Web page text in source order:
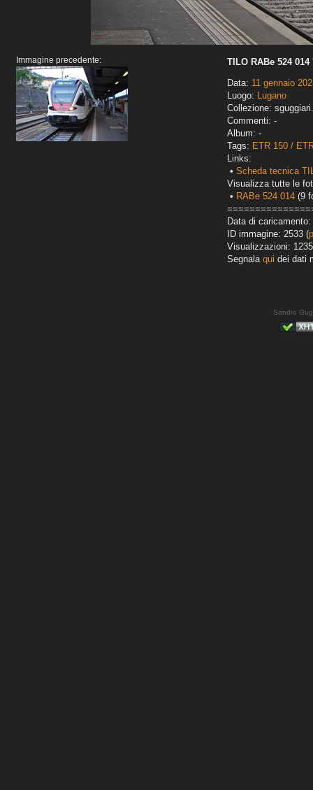
Immagine precedente:
TILO RABe 524 014
Data: 11 gennaio
Luogo: Lugano
Collezione:
Commenti: -
Album: -
Tags: ETR 150 /
Links:
• Scheda tecnica
Visualizza tutte le
• RABe 524 014 (9
Data di
ID immagine: 2533 (
Visualizzazioni: 1235
Segnala qui dei dati
Sandro